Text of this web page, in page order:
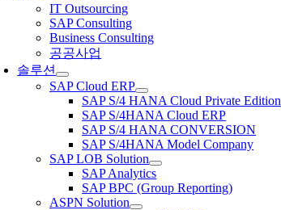
IT Outsourcing
SAP Consulting
Business Consulting
공공사업
솔루션
SAP Cloud ERP
SAP S/4 HANA Cloud Private Edition
SAP S/4HANA Cloud ERP
SAP S/4 HANA CONVERSION
SAP S/4HANA Model Company
SAP LOB Solution
SAP Analytics
SAP BPC (Group Reporting)
ASPN Solution